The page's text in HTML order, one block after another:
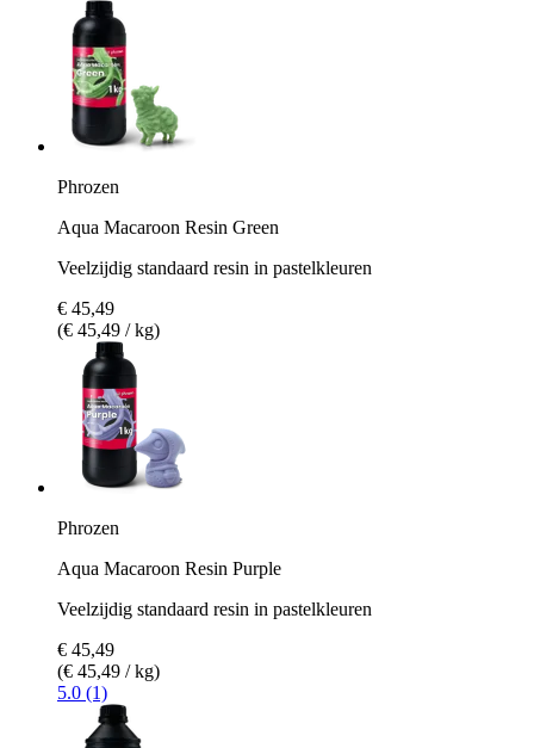
Phrozen
Aqua Macaroon Resin Green
Veelzijdig standaard resin in pastelkleuren
€ 45,49
(€ 45,49 / kg)
Phrozen
Aqua Macaroon Resin Purple
Veelzijdig standaard resin in pastelkleuren
€ 45,49
(€ 45,49 / kg)
5.0 (1)